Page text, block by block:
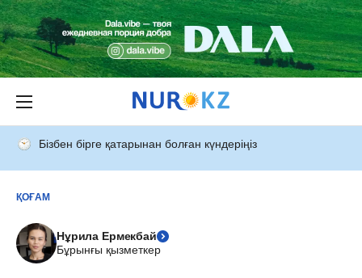
Бізбен бірге қатарынан болған күндеріңіз
ҚОҒАМ
Нұрила Ермекбай
Бұрынғы қызметкер